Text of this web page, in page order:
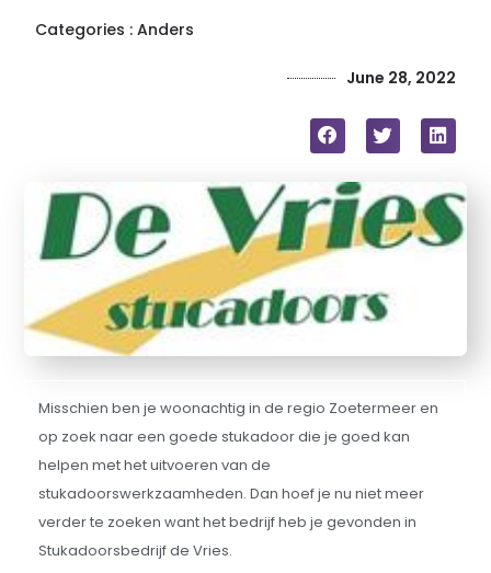
Categories : Anders
June 28, 2022
Misschien ben je woonachtig in de regio Zoetermeer en
op zoek naar een goede stukadoor die je goed kan
helpen met het uitvoeren van de
stukadoorswerkzaamheden. Dan hoef je nu niet meer
verder te zoeken want het bedrijf heb je gevonden in
Stukadoorsbedrijf de Vries.